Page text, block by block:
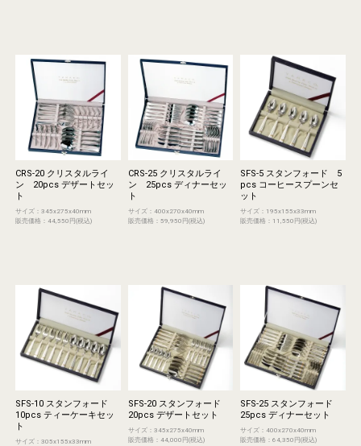
CRS-20 クリスタルライ
ン 20pcs デザートセッ
ト
サイズ：345x275x40mm
販売価格：44,550円(税込)
CRS-25 クリスタルライ
ン 25pcs ディナーセッ
ト
サイズ：400x270x40mm
販売価格：59,950円(税込)
SFS-5 スタンフォード 5
pcs コーヒースプーンセ
ット
サイズ：195x155x33mm
販売価格：11,550円(税込)
SFS-10 スタンフォード
10pcs ティーケーキセッ
ト
サイズ：305x155x33mm
SFS-20 スタンフォード
20pcs デザートセット
サイズ：345x275x40mm
販売価格：44,000円(税込)
SFS-25 スタンフォード
25pcs ディナーセット
サイズ：400x270x40mm
販売価格：64,350円(税込)